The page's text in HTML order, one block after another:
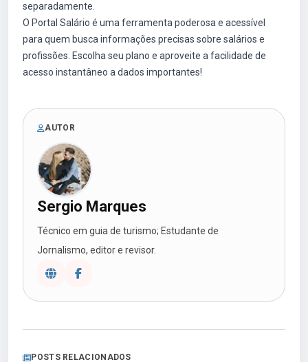
separadamente.
O Portal Salário é uma ferramenta poderosa e acessível
para quem busca informações precisas sobre salários e
profissões. Escolha seu plano e aproveite a facilidade de
acesso instantâneo a dados importantes!
AUTOR
Sergio Marques
Técnico em guia de turismo; Estudante de
Jornalismo, editor e revisor.
POSTS RELACIONADOS